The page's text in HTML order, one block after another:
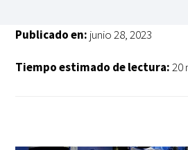
Publicado en: junio 28, 2023
Tiempo estimado de lectura:20